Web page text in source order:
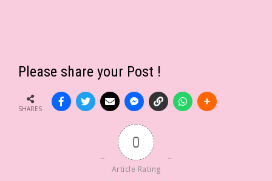
Please share your Post !
SHARES
0
Article Rating